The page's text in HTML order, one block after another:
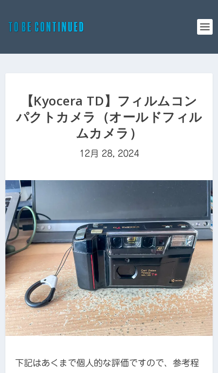
【Kyocera TD】フィルムコン
パクトカメラ（オールドフィル
ムカメラ）
12月 28, 2024
下記はあくまで個人的な評価ですので、参考程